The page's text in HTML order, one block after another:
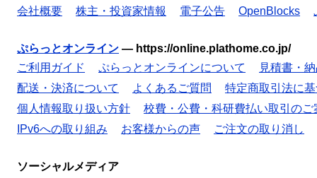
会社概要 株主・投資家情報 電子公告 OpenBlocks
ぷらっとオンライン — https://online.plathome.co.jp/
ご利用ガイド
ぷらっとオンラインについて
見積書・
配送・決済について
よくあるご質問
特定商取引法に
個人情報取り扱い方針
校費・公費・科研費払い取引のご
IPv6への取り組み
お客様からの声 ご注文の取り消し
ソーシャルメディア